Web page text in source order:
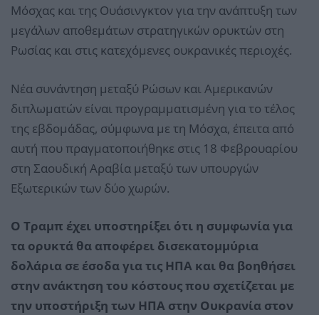
Μόσχας και της Ουάσινγκτον για την ανάπτυξη των
μεγάλων αποθεμάτων στρατηγικών ορυκτών στη
Ρωσίας και στις κατεχόμενες ουκρανικές περιοχές.
Νέα συνάντηση μεταξύ Ρώσων και Αμερικανών
διπλωματών είναι προγραμματισμένη για το τέλος
της εβδομάδας, σύμφωνα με τη Μόσχα, έπειτα από
αυτή που πραγματοποιήθηκε στις 18 Φεβρουαρίου
στη Σαουδική Αραβία μεταξύ των υπουργών
Εξωτερικών των δύο χωρών.
Ο Τραμπ έχει υποστηρίξει ότι η συμφωνία για
τα ορυκτά θα αποφέρει δισεκατομμύρια
δολάρια σε έσοδα για τις ΗΠΑ και θα βοηθήσει
στην ανάκτηση του κόστους που σχετίζεται με
την υποστήριξη των ΗΠΑ στην Ουκρανία στον